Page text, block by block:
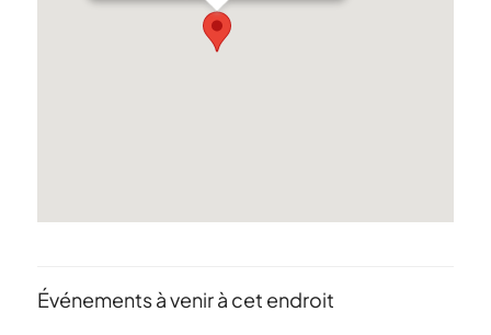
Événements à venir à cet endroit